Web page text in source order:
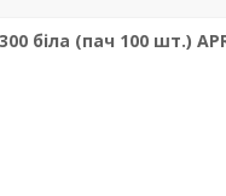
біла (пач 100 шт.)